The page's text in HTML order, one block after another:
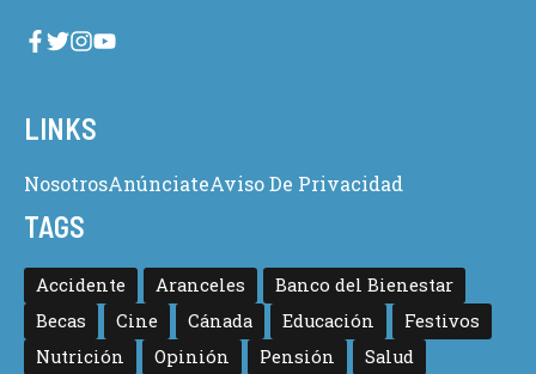
LINKS
NosotrosAnúnciateAviso De Privacidad
TAGS
Accidente Aranceles
Banco del Bienestar
Becas
Cine Cánada Educación
Festivos
Nutrición
Opinión Pensión Salud